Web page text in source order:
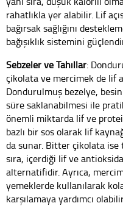
rahatlıkla yer alabilir. Lif
bağırsak sağlığını
bağışıklık sistemini
Sebzeler ve Tahıllar:
çikolata ve mercimek de lif
Dondurulmuş bezelye,
süre saklanabilmesi ile
önemli miktarda lif ve
bazlı bir sos olarak lif
da sunar. Bitter çikolata ise
sıra, içerdiği lif ve
alternatifidir. Ayrıca,
yemeklerde kullanılarak
karşılamaya yardımcı